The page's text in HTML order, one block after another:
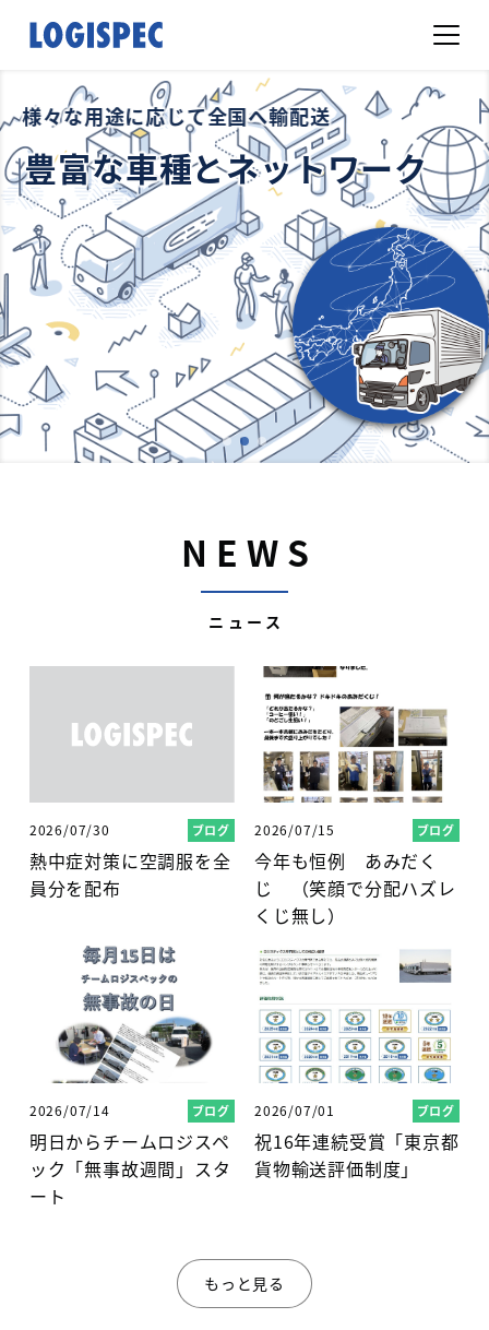
様々な用途に応じて全国へ輸配送
豊富な車種とネットワーク
N E WS
ニュース
2026/07/30 ブログ
熱中症対策に空調服を全
員分を配布
2026/07/15 ブログ
今年も恒例 あみだく
じ （笑顔で分配ハズレ
くじ無し）
2026/07/14 ブログ
明日からチームロジスペ
ック「無事故週間」スタ
ート
2026/07/01 ブログ
祝16年連続受賞「東京都
貨物輸送評価制度」
もっと見る